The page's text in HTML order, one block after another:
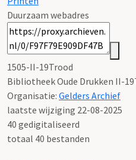
Duurzaam webadres
1505-II-19Trood
Bibliotheek Oude Drukken II-
Organisatie: Gelders Archief
laatste wijziging 22-08-2025
40 gedigitaliseerd
totaal 40 bestanden